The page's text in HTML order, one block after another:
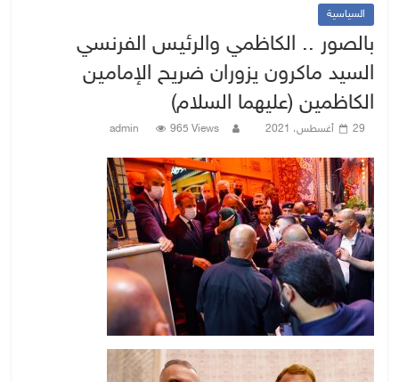
السياسية
بالصور .. الكاظمي والرئيس الفرنسي
السيد ماكرون يزوران ضريح الإمامين
الكاظمين (عليهما السلام)
29 أغسطس، 2021 admin 965 Views